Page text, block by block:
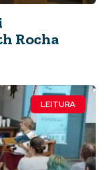
Rocha
LEITURA